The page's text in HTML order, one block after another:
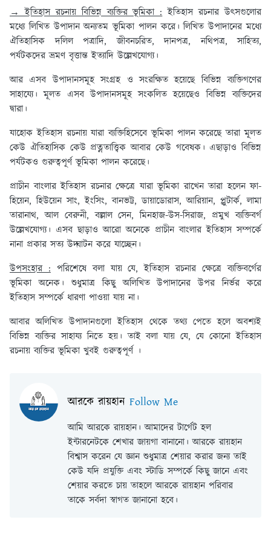
→ ইতিহাস রচনায় বিভিন্ন ব্যক্তির ভূমিকা :ইতিহাস রচনার উৎসগুলোর
মধ্যে লিখিত উপাদান অন্যতম ভূমিকা পালন করে। লিখিত উপাদানের মধ্যে
ঐতিহাসিক দলিল পত্রাদি, জীবনচরিত, দানপত্র, নথিপত্র, সাহিত্য,
পর্যটকদের ভ্রমণ বৃত্তান্ত ইত্যাদি উল্লেখযোগ্য।
আর এসব উপাদানসমূহ সংগ্রহ ও সংরক্ষিত হয়েছে বিভিন্ন ব্যক্তিগণের
সাহায্যে। মূলত এসব উপাদানসমূহ সংকলিত হয়েছেও বিভিন্ন ব্যক্তিদের
দ্বারা।
যাহোক ইতিহাস রচনায় যারা ব্যক্তিহিসেবে ভূমিকা পালন করেছে তারা মূলত
কেউ ঐতিহাসিক কেউ প্রত্নতাত্ত্বিক আবার কেউ গবেষক। এছাড়াও বিভিন্ন
পর্যটকও গুরুত্বপূর্ণ ভূমিকা পালন করেছে।
প্রাচীন বাংলার ইতিহাস রচনার ক্ষেত্রে যারা ভূমিকা রাখেন তারা হলেন ফা-
হিয়েন, হিউয়েন সাং, ইংসিং, বানভট্ট, ডায়াডোরাস, আরিয়ান, প্লুটার্ক, লামা
তারানাথ, আল বেরুনী, বল্লাল সেন, মিনহাজ-উস-সিরাজ, প্রমুখ ব্যক্তিবর্গ
উল্লেখযোগ্য। এসব ছাড়াও আরো অনেকে প্রাচীন বাংলার ইতিহাস সম্পর্কে
নানা প্রকার সত্য উদ্ঘাটন করে যাচ্ছেন।
উপসংহার :পরিশেষে বলা যায় যে, ইতিহাস রচনার ক্ষেত্রে ব্যক্তিবর্গের
ভূমিকা অনেক। শুধুমাত্র কিছু অলিখিত উপাদানের উপর নির্ভর করে
ইতিহাস সম্পর্কে ধারণা পাওয়া যায় না।
আবার অলিখিত উপাদানগুলো ইতিহাস থেকে তথ্য পেতে হলে অবশ্যই
বিভিন্ন ব্যক্তির সাহায্য নিতে হয়। তাই বলা যায় যে, যে কোনো ইতিহাস
রচনায় ব্যক্তির ভূমিকা খুবই গুরুত্বপূর্ণ ।
আরকে রায়হান Follow Me
আমি আরকে রায়হান। আমাদের টার্গেট হল
ইন্টারনেটকে শেখার জায়গা বানানো। আরকে রায়হান
বিশ্বাস করেন যে জ্ঞান শুধুমাত্র শেয়ার করার জন্য তাই
কেউ যদি প্রযুক্তি এবং স্টাডি সম্পর্কে কিছু জানে এবং
শেয়ার করতে চায় তাহলে আরকে রায়হান পরিবার
তাকে সর্বদা স্বাগত জানানো হবে।